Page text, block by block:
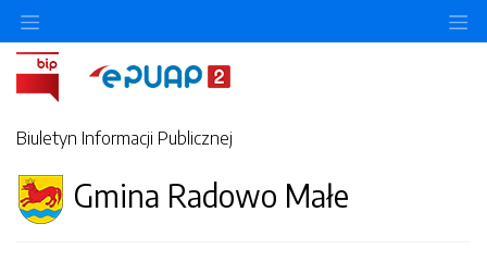
Biuletyn Informacji Publicznej
Gmina Radowo Małe